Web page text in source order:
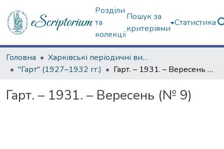
Розділи
та
колекції
Пошук за
критеріями
Статистика
Головна
Харківські періодичні видання
"Гарт" (1927–1932 гг.)
Гарт. – 1931. – Вересень (№ 9)
Гарт. – 1931. – Вересень (№ 9)